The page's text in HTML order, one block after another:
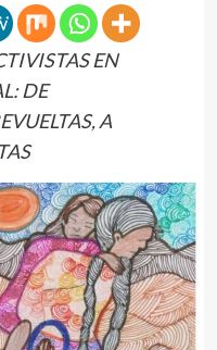
EN
DE
A